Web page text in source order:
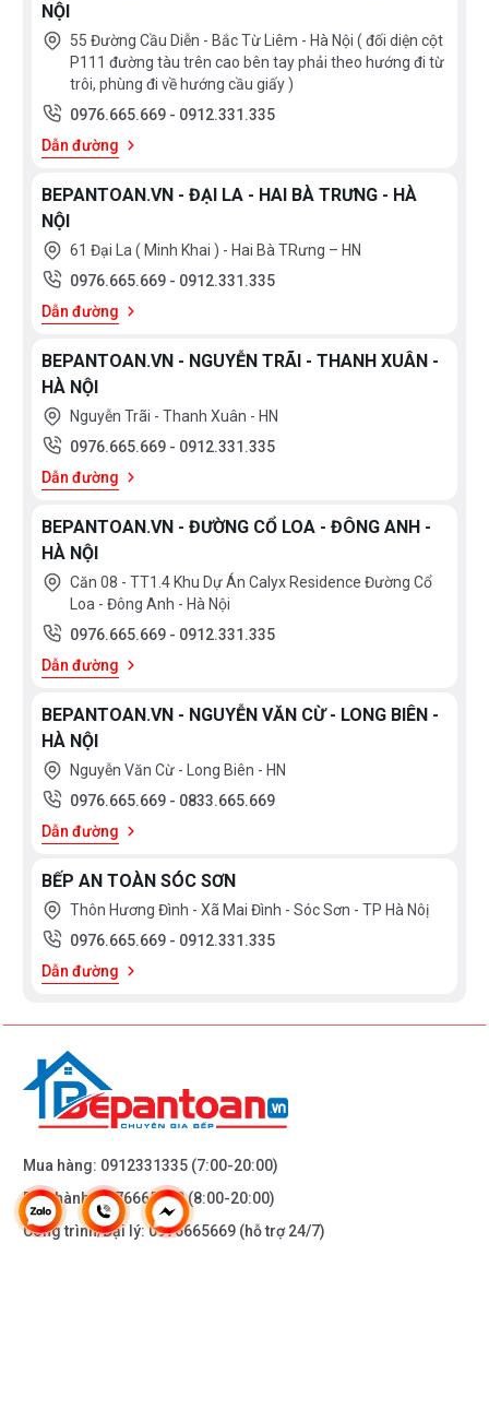
Bạn quan tâm tới những sản phẩm bếp từ cũng
như các sản phẩm thiết bị nhà bếp và thiết bị
phòng tắm vui lòng liên hệ với chúng tôi
theo hotline 0976665669 - 0912331335 để có giá
tốt nhất hoặc tới trực tiếp địa chỉ hệ thống
của Bếp an toàn để được tư vấn tốt nhất từ các
nhân viên bán hàng của chúng tôi!
NỘI
55 Đường Cầu Diễn - Bắc Từ Liêm - Hà Nội ( đối diện cột
P111 đường tàu trên cao bên tay phải theo hướng đi từ
trôi, phùng đi về hướng cầu giấy )
0976.665.669 - 0912.331.335
Dẫn đường
BEPANTOAN.VN - ĐẠI LA - HAI BÀ TRƯNG - HÀ
NỘI
61 Đại La ( Minh Khai ) - Hai Bà TRưng – HN
0976.665.669 - 0912.331.335
Dẫn đường
BEPANTOAN.VN - NGUYỄN TRÃI - THANH XUÂN -
HÀ NỘI
Nguyễn Trãi - Thanh Xuân - HN
0976.665.669 - 0912.331.335
Dẫn đường
BEPANTOAN.VN - ĐƯỜNG CỔ LOA - ĐÔNG ANH -
HÀ NỘI
Căn 08 - TT1.4 Khu Dự Án Calyx Residence Đường Cổ
Loa - Đông Anh - Hà Nội
0976.665.669 - 0912.331.335
Dẫn đường
BEPANTOAN.VN - NGUYỄN VĂN CỪ - LONG BIÊN -
HÀ NỘI
Nguyễn Văn Cừ - Long Biên - HN
0976.665.669 - 0833.665.669
Dẫn đường
BẾP AN TOÀN SÓC SƠN
Thôn Hương Đình - Xã Mai Đình - Sóc Sơn - TP Hà Nôị
0976.665.669 - 0912.331.335
Dẫn đường
Mua hàng: 0912331335 (7:00-20:00)
Bảo hành:0976665669(8:00-20:00)
Công trình/Đại lý:0976665669 (hỗ trợ 24/7)